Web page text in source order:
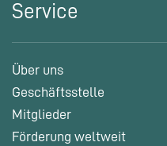
Service
Über uns
Geschäftsstelle
Mitglieder
Förderung weltweit